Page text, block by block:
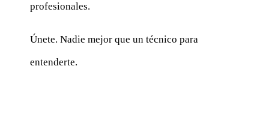
profesionales.
Únete. Nadie mejor que un técnico para
entenderte.